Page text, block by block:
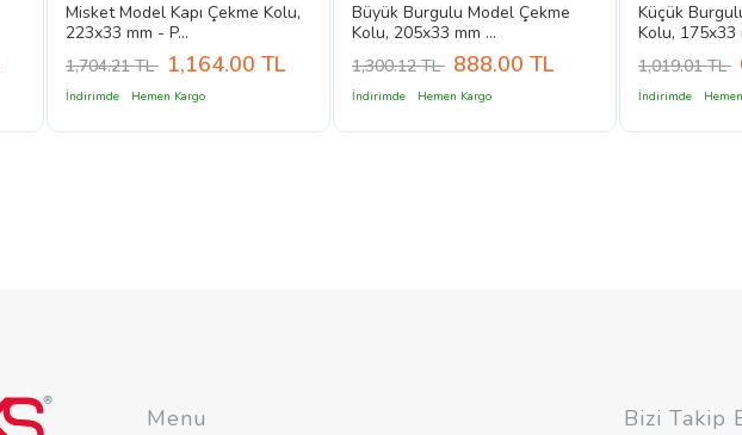
Misket Model Kapı Çekme Kolu,
223x33 mm - P...
1,704.21 TL 1,164.00 TL
İndirimde Hemen Kargo
Büyük Burgulu Model Çekme
Kolu, 205x33 mm ...
1,300.12 TL 888.00 TL
İndirimde Hemen Kargo
Küçük
Kolu, 175x33
1,019.01 TL
İndirimde
Menu Bizi Takip